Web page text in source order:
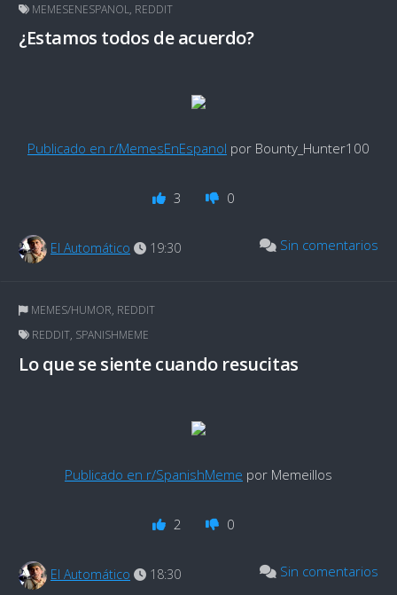
MEMESENESPANOL, REDDIT
¿Estamos todos de acuerdo?
Publicado en r/MemesEnEspanol por Bounty_Hunter100
3 0
El Automático 19:30 Sin comentarios
MEMES/HUMOR, REDDIT
REDDIT, SPANISHMEME
Lo que se siente cuando resucitas
Publicado en r/SpanishMeme por Memeillos
2 0
El Automático 18:30 Sin comentarios